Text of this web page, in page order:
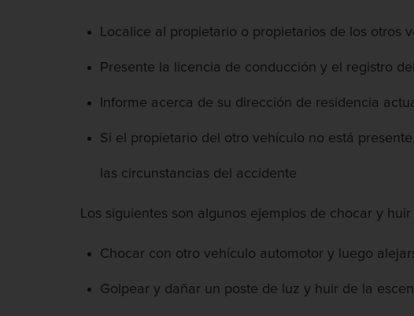
Localice al propietario o propietarios de los otros
Presente la licencia de conducción y el registro
Informe acerca de su dirección de residencia
Si el propietario del otro vehículo no está
las circunstancias del accidente
Los siguientes son algunos ejemplos de chocar y
Chocar con otro vehículo automotor y luego
Golpear y dañar un poste de luz y huir de la